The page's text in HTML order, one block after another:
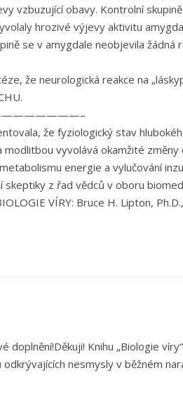
vzbuzující obavy. Kontrolní
hrozivé výjevy aktivitu
se v amygdale neobjevila
že neurologická reakce na
že fyziologický stav
modlitbou vyvolává okamžité
energie a vylučování
skeptiky z řad vědců v oboru
VÍRY: Bruce H. Lipton,
doplnění!Děkuji! Knihu „Biologie
odkrývajících nesmysly v běžném